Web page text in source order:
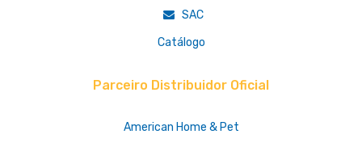
SAC
Catálogo
Parceiro Distribuidor Oficial
American Home & Pet